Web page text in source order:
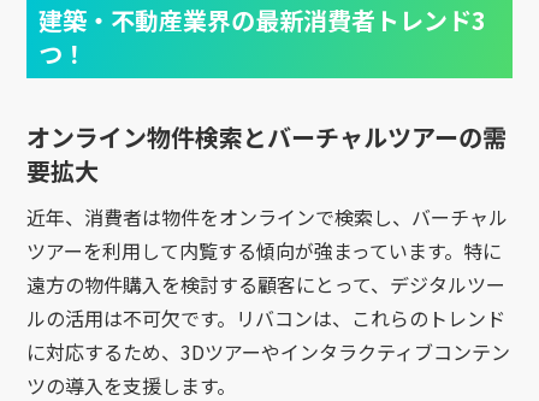
建築・不動産業界の最新消費者トレンド3
つ！
オンライン物件検索とバーチャルツアーの需
要拡大
近年、消費者は物件をオンラインで検索し、バーチャル
ツアーを利用して内覧する傾向が強まっています。特に
遠方の物件購入を検討する顧客にとって、デジタルツー
ルの活用は不可欠です。リバコンは、これらのトレンド
に対応するため、3Dツアーやインタラクティブコンテン
ツの導入を支援します。